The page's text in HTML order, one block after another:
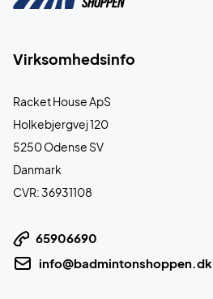
Virksomhedsinfo
Racket House ApS
Holkebjergvej 120
5250 Odense SV
Danmark
CVR: 36931108
65906690
info@badmintonshoppen.dk